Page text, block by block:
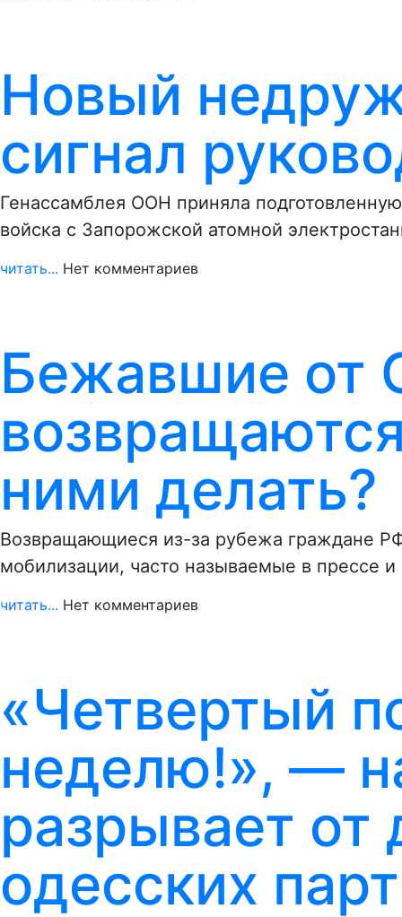
Новый
сигнал
Генассамблея ООН приняла
войска с Запорожской атомной
читать... Нет комментариев
Бежавшие от
ними делать?
Возвращающиеся из-за рубежа граждане
мобилизации, часто называемые в прессе
читать... Нет комментариев
«Четвертый
неделю!», —
разрывает от
одесских